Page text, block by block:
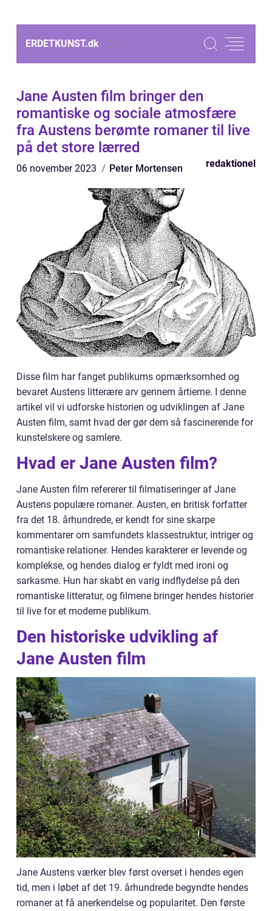
ERDETKUNST.dk
Jane Austen film bringer den
romantiske og sociale atmosfære
fra Austens berømte romaner til live
på det store lærred
06 november 2023 Peter Mortensen redaktionel
Disse film har fanget publikums opmærksomhed og
bevaret Austens litterære arv gennem årtierne. I denne
artikel vil vi udforske historien og udviklingen af Jane
Austen film, samt hvad der gør dem så fascinerende for
kunstelskere og samlere.
Hvad er Jane Austen film?
Jane Austen film refererer til filmatiseringer af Jane
Austens populære romaner. Austen, en britisk forfatter
fra det 18. århundrede, er kendt for sine skarpe
kommentarer om samfundets klassestruktur, intriger og
romantiske relationer. Hendes karakterer er levende og
komplekse, og hendes dialog er fyldt med ironi og
sarkasme. Hun har skabt en varig indflydelse på den
romantiske litteratur, og filmene bringer hendes historier
til live for et moderne publikum.
Den historiske udvikling af
Jane Austen film
Jane Austens værker blev først overset i hendes egen
tid, men i løbet af det 19. århundrede begyndte hendes
romaner at få anerkendelse og popularitet. Den første